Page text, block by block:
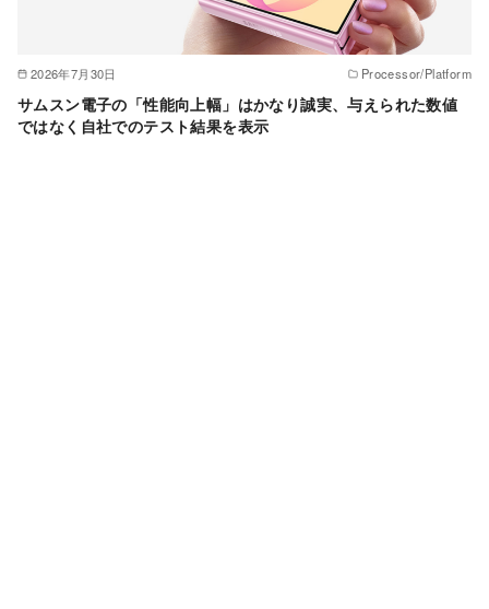
2026年7月30日 Processor/Platform
サムスン電子の「性能向上幅」はかなり誠実、与えられた数値
ではなく自社でのテスト結果を表示